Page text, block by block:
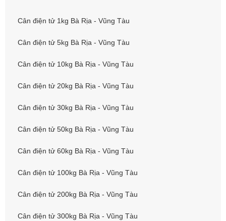
Cân điện tử 1kg Bà Rịa - Vũng Tàu
Cân điện tử 5kg Bà Rịa - Vũng Tàu
Cân điện tử 10kg Bà Rịa - Vũng Tàu
Cân điện tử 20kg Bà Rịa - Vũng Tàu
Cân điện tử 30kg Bà Rịa - Vũng Tàu
Cân điện tử 50kg Bà Rịa - Vũng Tàu
Cân điện tử 60kg Bà Rịa - Vũng Tàu
Cân điện tử 100kg Bà Rịa - Vũng Tàu
Cân điện tử 200kg Bà Rịa - Vũng Tàu
Cân điện tử 300kg Bà Rịa - Vũng Tàu